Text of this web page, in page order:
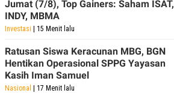
Jumat (7/8), Top Gainers: Saham ISAT,
INDY, MBMA
Investasi | 15 Menit lalu
Ratusan Siswa Keracunan MBG, BGN
Hentikan Operasional SPPG Yayasan
Kasih Iman Samuel
Nasional | 17 Menit lalu